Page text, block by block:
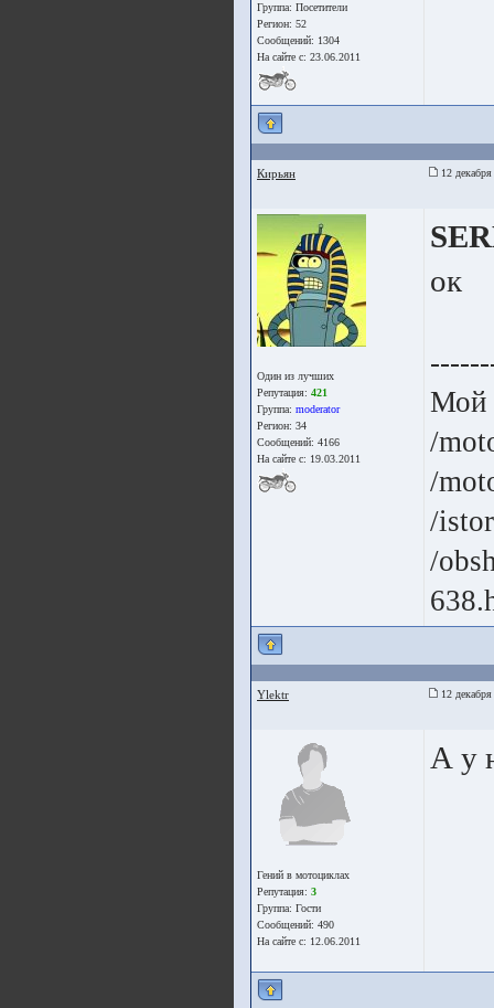
Группа: Посетители
Регион: 52
Сообщений: 1304
На сайте с: 23.06.2011
Кирьян 12
Один из лучших
Репутация: 421
Группа: moderator
Регион: 34
Сообщений: 4166
На сайте с: 19.03.2011
ок
Мой
/
/
/
/
Ylektr 12
Гений в мотоциклах
Репутация: 3
Группа: Гости
Сообщений: 490
На сайте с: 12.06.2011
А у